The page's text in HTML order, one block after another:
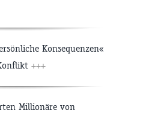
Konsequenzen«
+++
Millionäre von